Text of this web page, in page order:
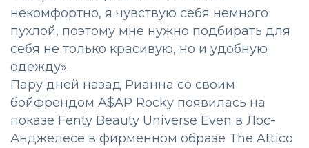
некомфортно, я чувствую себя немного
пухлой, поэтому мне нужно подбирать для
себя не только красивую, но и удобную
одежду».
Пару дней назад Рианна со своим
бойфрендом A$AP Rocky появилась на
показе Fenty Beauty Universe Even в Лос-
Анджелесе в фирменном образе The Attico